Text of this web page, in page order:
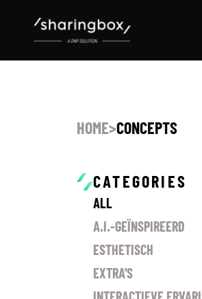
HOME>CONCEPTS
CATEGORIES
ALL
A.I.-GEÏNSPIREERD
ESTHETISCH
EXTRA'S